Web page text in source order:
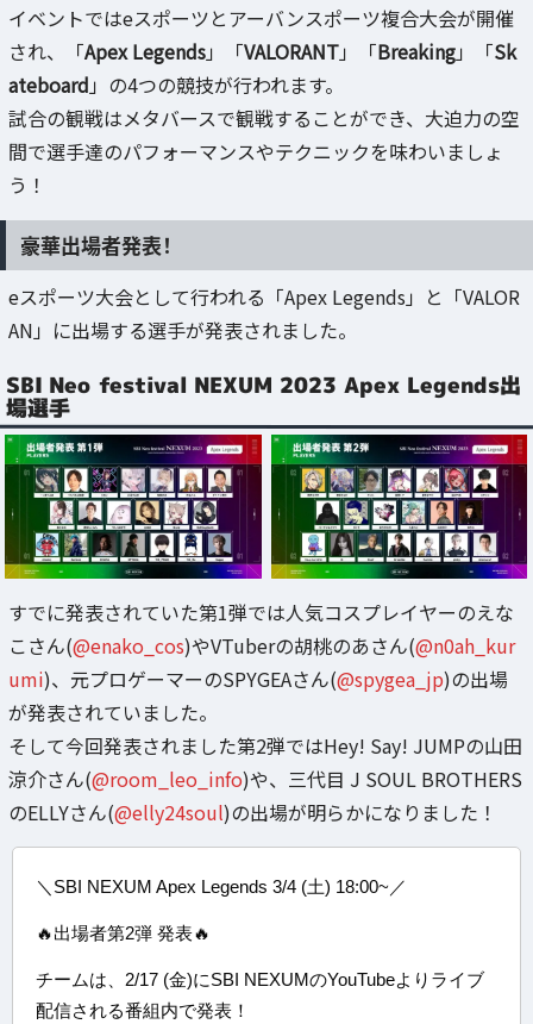
イベントではeスポーツとアーバンスポーツ複合大会が開催
され、「Apex Legends」「VALORANT」「Breaking」「Sk
ateboard 」の4つの競技が行われます。
試合の観戦はメタバースで観戦することができ、大迫力の空
間で選手達のパフォーマンスやテクニックを味わいましょ
う！
豪華出場者発表！
eスポーツ大会として行われる「Apex Legends」と「VALOR
AN」に出場する選手が発表されました。
SBI Neo festival NEXUM 2023 Apex Legends出
場選手
すでに発表されていた第1弾では人気コスプレイヤーのえな
こさん(@enako_cos)やVTuberの胡桃のあさん(@n0ah_kur
umi)、元プロゲーマーのSPYGEAさん(@spygea_jp)の出場
が発表されていました。
そして今回発表されました第2弾ではHey! Say! JUMPの山田
涼介さん(@room_leo_info)や、三代目 J SOUL BROTHERS
のELLYさん(@elly24soul)の出場が明らかになりました！
＼SBI NEXUM Apex Legends 3/4 (土) 18:00~／
🔥出場者第2弾 発表🔥
チームは、2/17 (金)にSBI NEXUMのYouTubeよりライブ
配信される番組内で発表！